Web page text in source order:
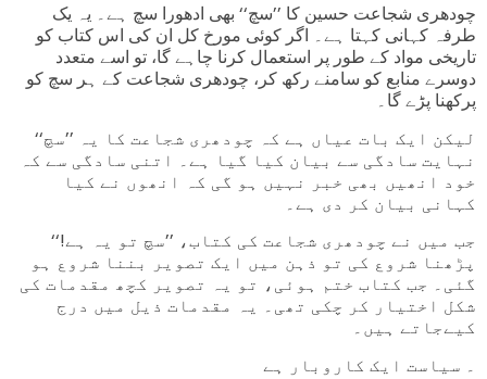
چودھری شجاعت حسین کا ’’سچ‘‘ بھی ادھورا سچ ہے۔ یہ یک
طرفہ کہانی کہتا ہے۔ اگر کوئی مورخ کل ان کی اس کتاب کو
تاریخی مواد کے طور پر استعمال کرنا چاہے گا، تو اسے متعدد
دوسرے منابع کو سامنے رکھ کر، چودھری شجاعت کے ہر سچ کو
پرکھنا پڑے گا۔
لیکن ایک بات عیاں ہے کہ چودھری شجاعت کا یہ ’’سچ‘‘
نہایت سادگی سے بیان کیا گیا ہے۔ اتنی سادگی سے کہ
خود انھیں بھی خبر نہیں ہو گی کہ انھوں نے کیا
کہانی بیان کر دی ہے۔
جب میں نے چودھری شجاعت کی کتاب، ’’سچ تو یہ ہے!‘‘
پڑھنا شروع کی تو ذہن میں ایک تصویر بننا شروع ہو
گئی۔ جب کتاب ختم ہوئی، تو یہ تصویر کچھ مقدمات کی
شکل اختیار کر چکی تھی۔ یہ مقدمات ذیل میں درج
کیےجاتے ہیں۔
۔ سیاست ایک کاروبار ہے